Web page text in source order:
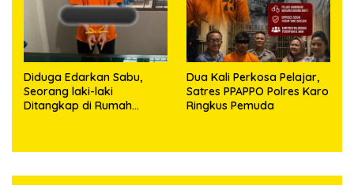
Diduga Edarkan Sabu,
Seorang laki-laki
Ditangkap di Rumah
Dua Kali Perkosa Pelajar,
Satres PPAPPO Polres Karo
Ringkus Pemuda